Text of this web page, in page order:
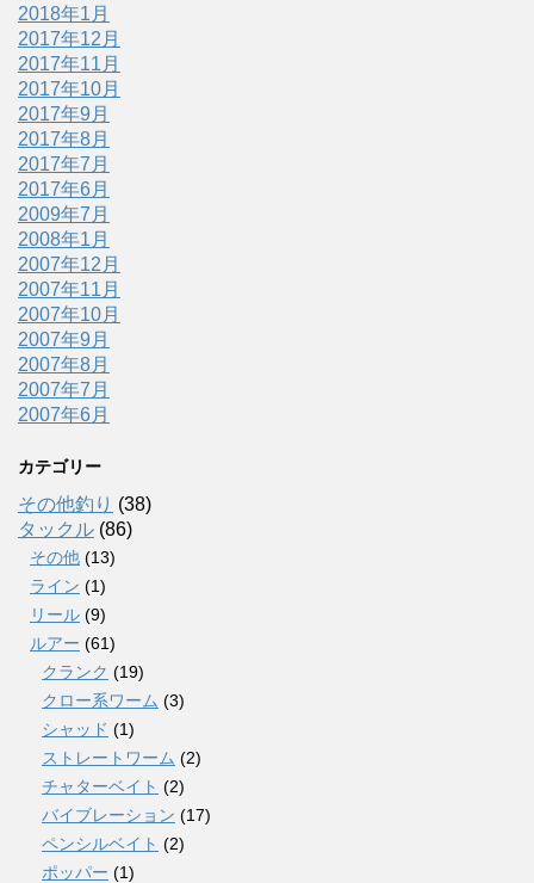
2018年1月
2017年12月
2017年11月
2017年10月
2017年9月
2017年8月
2017年7月
2017年6月
2009年7月
2008年1月
2007年12月
2007年11月
2007年10月
2007年9月
2007年8月
2007年7月
2007年6月
カテゴリー
その他釣り (38)
タックル (86)
その他 (13)
ライン (1)
リール (9)
ルアー (61)
クランク (19)
クロー系ワーム (3)
シャッド (1)
ストレートワーム (2)
チャターベイト (2)
バイブレーション (17)
ペンシルベイト (2)
ポッパー (1)